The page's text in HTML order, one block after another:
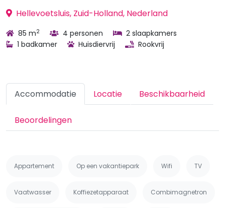
Hellevoetsluis, Zuid-Holland, Nederland
85 m2 4 personen
2 slaapkamers
1 badkamer
Huisdiervrij Rookvrij
Accommodatie Locatie Beschikbaarheid
Beoordelingen
Appartement Op een vakantiepark Wifi TV
Vaatwasser Koffiezetapparaat Combimagnetron